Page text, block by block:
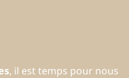
, il est temps pour nous